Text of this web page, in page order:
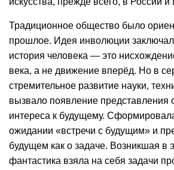
Традиционное общество было
прошлое. Идея инволюции
история человека — это
века, а не движение вперёд. Но в
стремительное развитие науки,
вызвало появление представления
интереса к будущему.
ожидании «встречи с будущим» и
будущем как о задаче. Возникшая в
фантастика взяла на себя задачи